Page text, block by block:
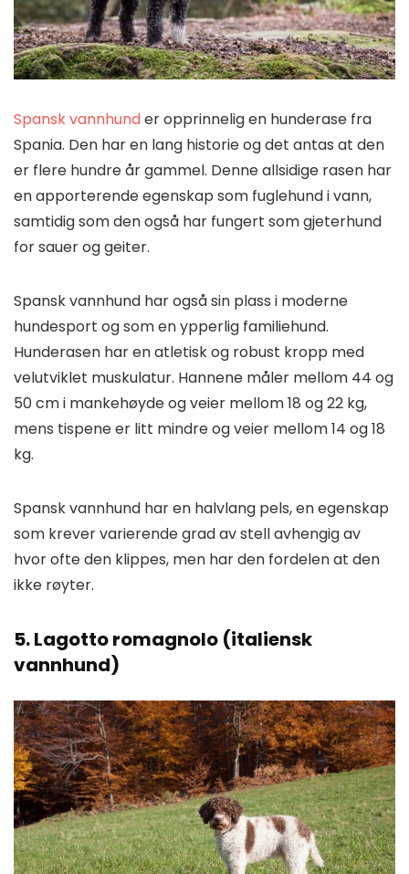
Spansk vannhunder opprinnelig en hunderase fra
Spania. Den har en lang historie og det antas at den
er flere hundre år gammel. Denne allsidige rasen har
en apporterende egenskap som fuglehund i vann,
samtidig som den også har fungert som gjeterhund
for sauer og geiter.
Spansk vannhund har også sin plass i moderne
hundesport og som en ypperlig familiehund.
Hunderasen har en atletisk og robust kropp med
velutviklet muskulatur. Hannene måler mellom 44 og
50 cm i mankehøyde og veier mellom 18 og 22 kg,
mens tispene er litt mindre og veier mellom 14 og 18
kg.
Spansk vannhund har en halvlang pels, en egenskap
som krever varierende grad av stell avhengig av
hvor ofte den klippes, men har den fordelen at den
ikke røyter.
5. Lagotto romagnolo (italiensk
vannhund)